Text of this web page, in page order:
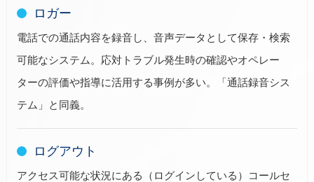
ロガー
電話での通話内容を録音し、音声データとして保存・検索
可能なシステム。応対トラブル発生時の確認やオペレー
ターの評価や指導に活用する事例が多い。「通話録音シス
テム」と同義。
ログアウト
アクセス可能な状況にある（ログインしている）コールセ